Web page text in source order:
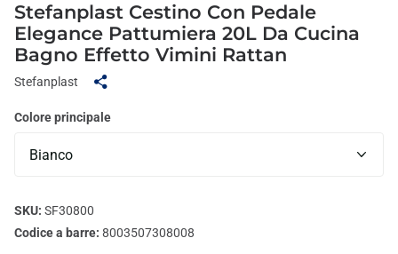
Stefanplast Cestino Con Pedale
Elegance Pattumiera 20L Da Cucina
Bagno Effetto Vimini Rattan
Stefanplast
Colore principale
SKU: SF30800
Codice a barre: 8003507308008